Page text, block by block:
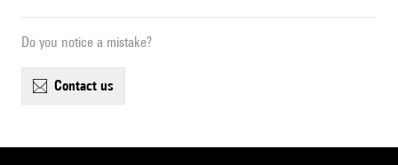
Do you notice a mistake?
contact us